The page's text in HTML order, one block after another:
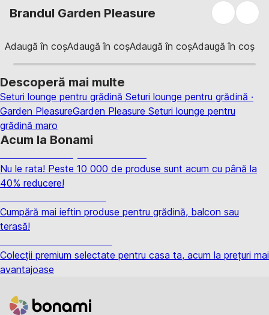
Brandul Garden Pleasure
Adaugă în coșAdaugă în coșAdaugă în coșAdaugă în coș
Descoperă mai multe
Seturi lounge pentru grădină Seturi lounge pentru grădină ·
Garden PleasureGarden Pleasure Seturi lounge pentru
grădină maro
Acum la Bonami
Nu le rata! Peste 10 000 de produse sunt acum cu până la
40% reducere!
Cumpără mai ieftin produse pentru grădină, balcon sau
terasă!
Colecții premium selectate pentru casa ta, acum la prețuri mai
avantajoase